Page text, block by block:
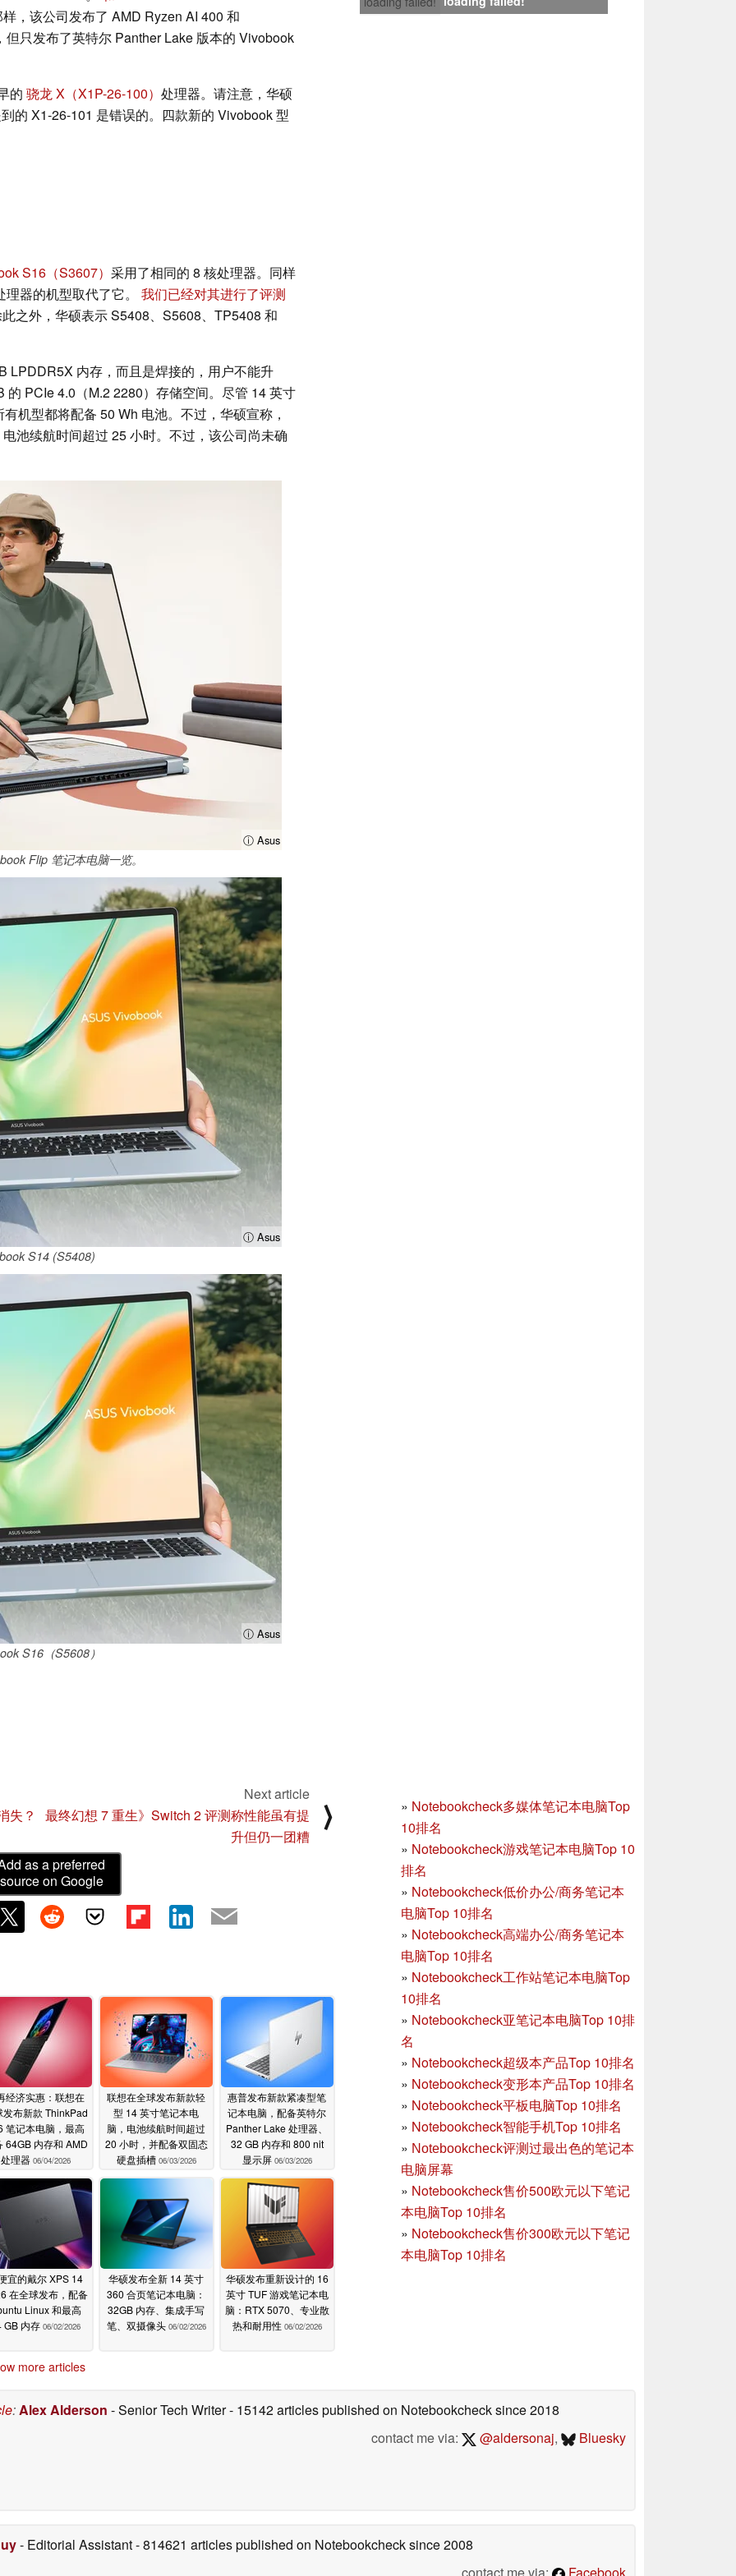
，该公司发布了 AMD Ryzen AI 400 和
只发布了英特尔 Panther Lake 版本的 Vivobook
的 骁龙 X（X1P-26-100） 处理器。请注意，华硕
的 X1-26-101 是错误的。四款新的 Vivobook 型
S16（S3607） 采用了相同的 8 核处理器。同样
器的机型取代了它。 我们已经对其进行了评测
之外，华硕表示 S5408、S5608、TP5408 和
LPDDR5X 内存，而且是焊接的，用户不能升
PCIe 4.0（M.2 2280）存储空间。尽管 14 英寸
机型都将配备 50 Wh 电池。不过，华硕宣称，
池续航时间超过 25 小时。不过，该公司尚未确
ⓘ Asus
Flip 笔记本电脑一览。
ⓘ Asus
S14 (S5408)
ⓘ Asus
S16（S5608）
» Notebookcheck多媒体笔记本电脑Top
10排名
» Notebookcheck游戏笔记本电脑Top 10
排名
» Notebookcheck低价办公/商务笔记本
电脑Top 10排名
» Notebookcheck高端办公/商务笔记本
电脑Top 10排名
» Notebookcheck工作站笔记本电脑Top
10排名
» Notebookcheck亚笔记本电脑Top 10排
名
» Notebookcheck超级本产品Top 10排名
» Notebookcheck变形本产品Top 10排名
» Notebookcheck平板电脑Top 10排名
» Notebookcheck智能手机Top 10排名
» Notebookcheck评测过最出色的笔记本
电脑屏幕
» Notebookcheck售价500欧元以下笔记
本电脑Top 10排名
» Notebookcheck售价300欧元以下笔记
本电脑Top 10排名
失？
Next article
最终幻想 7 重生》Switch 2 评测称性能虽有提
升但仍一团糟
⟩
as a preferred
source on Google
经济实惠：联想在
发布新款 ThinkPad
笔记本电脑，最高
64GB 内存和 AMD
处理器 06/04/2026
联想在全球发布新款轻
型 14 英寸笔记本电
脑，电池续航时间超过
20 小时，并配备双固态
硬盘插槽 06/03/2026
惠普发布新款紧凑型笔
记本电脑，配备英特尔
Panther Lake 处理器、
32 GB 内存和 800 nit
显示屏 06/03/2026
宜的戴尔 XPS 14
在全球发布，配备
Linux 和最高
GB 内存 06/02/2026
华硕发布全新 14 英寸
360 合页笔记本电脑：
32GB 内存、集成手写
笔、双摄像头 06/02/2026
华硕发布重新设计的 16
英寸 TUF 游戏笔记本电
脑：RTX 5070、专业散
热和耐用性 06/02/2026
more articles
:Alex Alderson - Senior Tech Writer- 15142 articles published on Notebookchecksince 2018
contact me via:
@aldersonaj, Bluesky
- Editorial Assistant- 814621 articles published on Notebookchecksince 2008
contact me via:
Facebook